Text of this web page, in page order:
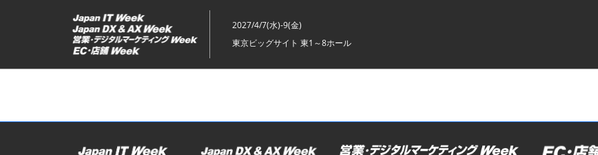
ッ
2027/4/7(水)-9(金)
東京ビッグサイト 東1～8ホール